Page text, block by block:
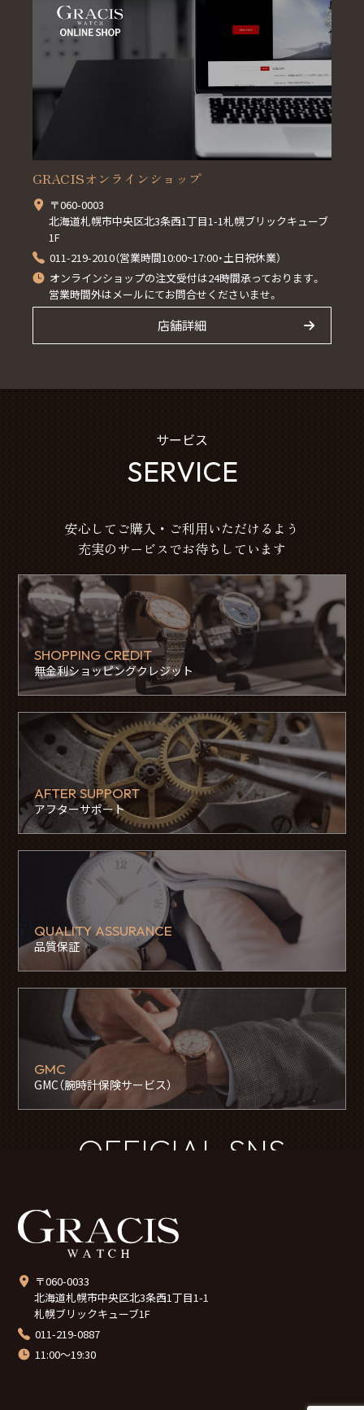
GRACISオンラインショップ
〒060-0003
北海道札幌市中央区北3条西1丁目1-1札幌ブリックキューブ
1F
011-219-2010（営業時間10:00~17:00・土日祝休業）
オンラインショップの注文受付は24時間承っております。
営業時間外はメールにてお問合せくださいませ。
店舗詳細
サービス
SERVICE
安心してご購入・ご利用いただけるよう
充実のサービスでお待ちしています
SHOPPING CREDIT
無金利ショッピングクレジット
AFTER SUPPORT
アフターサポート
QUALITY ASSURANCE
品質保証
GMC
GMC（腕時計保険サービス）
OFFICIAL SNS
〒060-0033
北海道札幌市中央区北3条西1丁目1-1
札幌ブリックキューブ1F
011-219-0887
11:00～19:30